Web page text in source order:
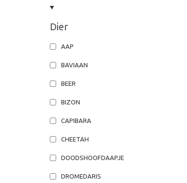
Dier
AAP
BAVIAAN
BEER
BIZON
CAPIBARA
CHEETAH
DOODSHOOFDAAPJE
DROMEDARIS